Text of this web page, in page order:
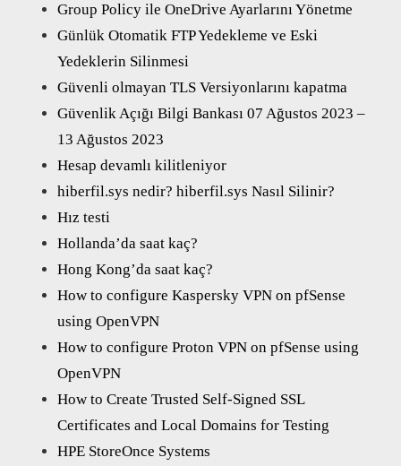
Group Policy ile OneDrive Ayarlarını Yönetme
Günlük Otomatik FTP Yedekleme ve Eski
Yedeklerin Silinmesi
Güvenli olmayan TLS Versiyonlarını kapatma
Güvenlik Açığı Bilgi Bankası 07 Ağustos 2023 –
13 Ağustos 2023
Hesap devamlı kilitleniyor
hiberfil.sys nedir? hiberfil.sys Nasıl Silinir?
Hız testi
Hollanda’da saat kaç?
Hong Kong’da saat kaç?
How to configure Kaspersky VPN on pfSense
using OpenVPN
How to configure Proton VPN on pfSense using
OpenVPN
How to Create Trusted Self-Signed SSL
Certificates and Local Domains for Testing
HPE StoreOnce Systems